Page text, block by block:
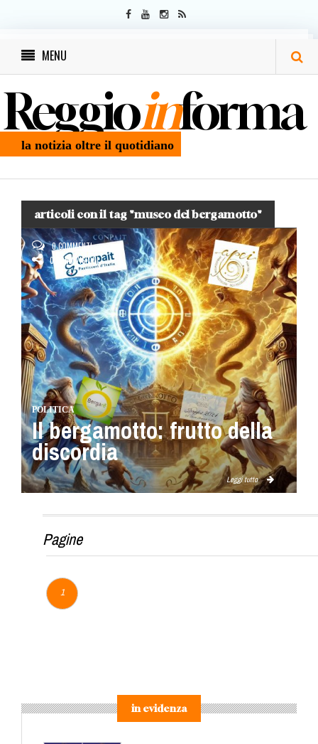
MENU
Reggioinforma
la notizia oltre il quotidiano
articoli con il tag "museo del bergamotto"
0 COMMENTI
0 CONDIVISIONI
POLITICA
Il bergamotto: frutto della
discordia
Leggi tutto
Pagine
1
in evidenza